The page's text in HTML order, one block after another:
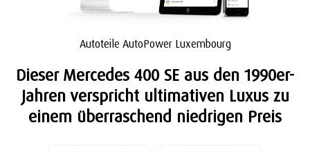
Autoteile AutoPower Luxembourg
Dieser Mercedes 400 SE aus den 1990er-
Jahren verspricht ultimativen Luxus zu
einem überraschend niedrigen Preis